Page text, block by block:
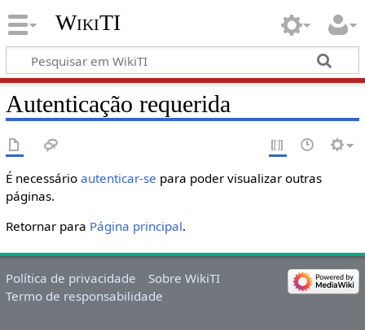
WikiTI
Autenticação requerida
É necessário autenticar-se para poder visualizar outras
páginas.
Retornar para Página principal.
Política de privacidade
Sobre WikiTI
Termo de responsabilidade